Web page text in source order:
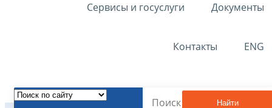
Сервисы и госуслуги Документы
Контакты ENG
Найти